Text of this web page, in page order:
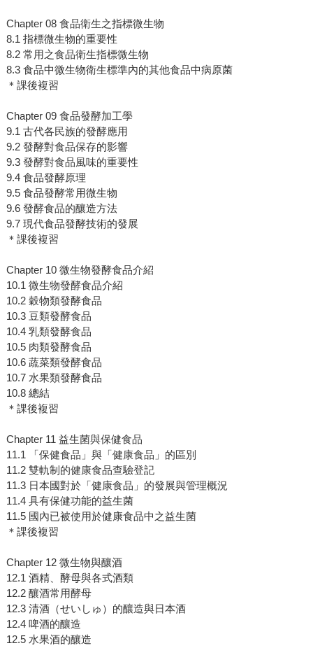
Chapter 08 食品衛生之指標微生物
8.1 指標微生物的重要性
8.2 常用之食品衛生指標微生物
8.3 食品中微生物衛生標準內的其他食品中病原菌
＊課後複習
Chapter 09 食品發酵加工學
9.1 古代各民族的發酵應用
9.2 發酵對食品保存的影響
9.3 發酵對食品風味的重要性
9.4 食品發酵原理
9.5 食品發酵常用微生物
9.6 發酵食品的釀造方法
9.7 現代食品發酵技術的發展
＊課後複習
Chapter 10 微生物發酵食品介紹
10.1 微生物發酵食品介紹
10.2 穀物類發酵食品
10.3 豆類發酵食品
10.4 乳類發酵食品
10.5 肉類發酵食品
10.6 蔬菜類發酵食品
10.7 水果類發酵食品
10.8 總結
＊課後複習
Chapter 11 益生菌與保健食品
11.1 「保健食品」與「健康食品」的區別
11.2 雙軌制的健康食品查驗登記
11.3 日本國對於「健康食品」的發展與管理概況
11.4 具有保健功能的益生菌
11.5 國內已被使用於健康食品中之益生菌
＊課後複習
Chapter 12 微生物與釀酒
12.1 酒精、酵母與各式酒類
12.2 釀酒常用酵母
12.3 清酒（せいしゅ）的釀造與日本酒
12.4 啤酒的釀造
12.5 水果酒的釀造